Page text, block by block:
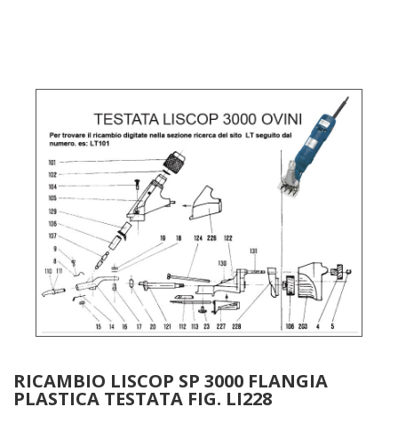
RICAMBIO LISCOP SP 3000 FLANGIA
PLASTICA TESTATA FIG. LI228